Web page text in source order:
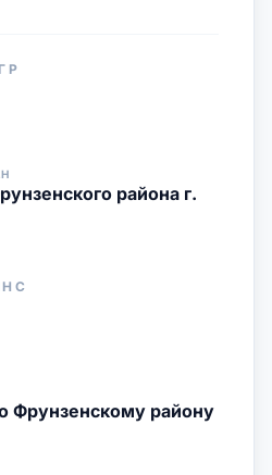
района г.
Фрунзенскому району